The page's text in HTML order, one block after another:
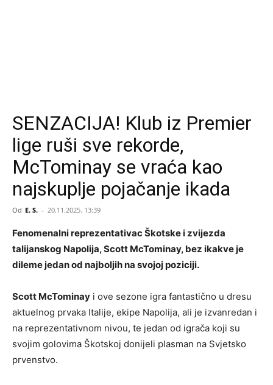
SENZACIJA! Klub iz Premier
lige ruši sve rekorde,
McTominay se vraća kao
najskuplje pojačanje ikada
Od E. S. - 20.11.2025. 13:39
Fenomenalni reprezentativac Škotske i zvijezda
talijanskog Napolija, Scott McTominay, bez ikakve je
dileme jedan od najboljih na svojoj poziciji.
Scott McTominay i ove sezone igra fantastično u dresu
aktuelnog prvaka Italije, ekipe Napolija, ali je izvanredan i
na reprezentativnom nivou, te jedan od igrača koji su
svojim golovima Škotskoj donijeli plasman na Svjetsko
prvenstvo.